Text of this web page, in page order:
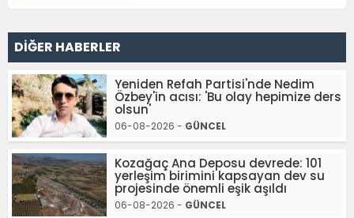
DİĞER HABERLER
Yeniden Refah Partisi'nde Nedim
Özbey'in acısı: 'Bu olay hepimize ders
olsun'
06-08-2026 - GÜNCEL
Kozağaç Ana Deposu devrede: 101
yerleşim birimini kapsayan dev su
projesinde önemli eşik aşıldı
06-08-2026 - GÜNCEL